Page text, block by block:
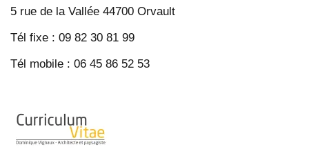
5 rue de la Vallée 44700 Orvault
Tél fixe : 09 82 30 81 99
Tél mobile : 06 45 86 52 53